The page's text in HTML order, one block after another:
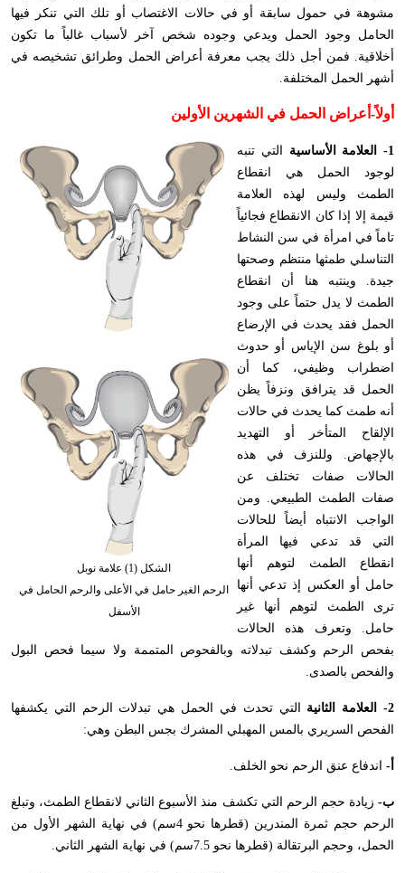
مشوهة في حمول سابقة أو في حالات الاغتصاب أو تلك التي تنكر فيها
الحامل وجود الحمل ويدعي وجوده شخص آخر لأسباب غالباً ما تكون
أخلاقية. فمن أجل ذلك يجب معرفة أعراض الحمل وطرائق تشخيصه في
أشهر الحمل المختلفة.
أولاً- أعراض الحمل في الشهرين الأولين
الشكل (1) علامة نوبل
الرحم الغير حامل في الأعلى والرحم الحامل في
الأسفل
1- العلامة الأساسية
التي تنبه
لوجود الحمل هي انقطاع
الطمث وليس لهذه العلامة
قيمة إلا إذا كان الانقطاع فجائياً
تاماً في امرأة في سن النشاط
التناسلي طمثها منتظم وصحتها
جيدة. وينتبه هنا أن انقطاع
الطمث لا يدل حتماً على وجود
الحمل فقد يحدث في الإرضاع
أو بلوغ سن الإياس أو حدوث
اضطراب وظيفي، كما أن
الحمل قد يترافق ونزفاً يظن
أنه طمث كما يحدث في حالات
الإلقاح المتأخر أو التهديد
بالإجهاض. وللنزف في هذه
الحالات صفات تختلف عن
صفات الطمث الطبيعي. ومن
الواجب الانتباه أيضاً للحالات
التي قد تدعي فيها المرأة
انقطاع الطمث لتوهم أنها
حامل أو العكس إذ تدعي أنها
ترى الطمث لتوهم أنها غير
حامل. وتعرف هذه الحالات
بفحص الرحم وكشف تبدلاته وبالفحوص المتممة ولا سيما فحص البول
والفحص بالصدى.
2- العلامة الثانية
التي تحدث في الحمل هي تبدلات الرحم التي يكشفها
الفحص السريري بالمس المهبلي المشرك بجس البطن وهي:
أ- اندفاع عنق الرحم نحو الخلف.
ب- زيادة حجم الرحم التي تكشف منذ الأسبوع الثاني لانقطاع الطمث، وتبلغ
الرحم حجم ثمرة المندرين (قطرها نحو 4سم) في نهاية الشهر الأول من
الحمل، وحجم البرتقالة (قطرها نحو 7.5سم) في نهاية الشهر الثاني.